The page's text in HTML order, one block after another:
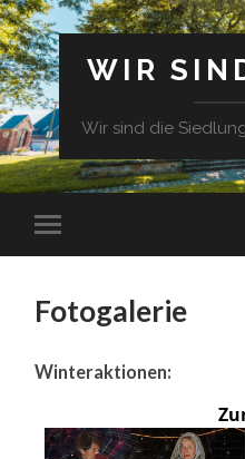
WIR
Wir sind die
Fotogalerie
Winteraktionen: